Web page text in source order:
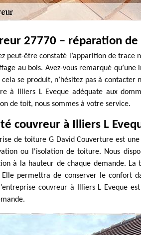
27770 – réparation
peut-être constaté l’apparition de
au bois. Avez-vous remarqué
cela se produit, n’hésitez pas à
à Illiers L Eveque adéquate aux
de toit, nous sommes à votre service.
couvreur à Illiers L
de toiture G David Couverture est
ou l'isolation de toiture. Nous
à la hauteur de chaque demande.
Elle permettra de conserver le confort
couvreur à Illiers L Eveque